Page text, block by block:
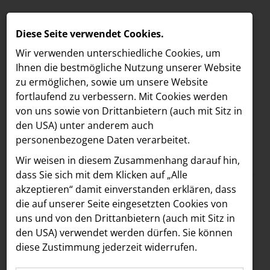
MELDUNGEN
LOEBELL NORDBERG
INNER
aehre
Astoria Artshow
B/S/H Hausgeräte
Meldungen /
Text Bilder
13.04.2023
Design-Spa
ATMOSPHERE by
Diese Seite verwendet Cookies.
Wir verwenden unterschiedliche Cookies, um
Ihnen die best­mögliche Nutzung unserer Website
zu ermöglichen, sowie um unsere Website
fortlaufend zu verbessern. Mit Cookies werden
von uns sowie von Drittanbietern (auch mit Sitz in
den USA) unter anderem auch
personenbezogene Daten verarbeitet.
Wir weisen in diesem Zusammenhang darauf hin,
dass Sie sich mit dem Klicken auf „Alle
akzeptieren“ damit ein­ver­standen erklären, dass
die auf unserer Seite eingesetzten Cookies von
uns und von den Drittanbietern (auch mit Sitz in
den USA) verwendet werden dürfen. Sie können
diese Zustimmung jederzeit widerrufen.